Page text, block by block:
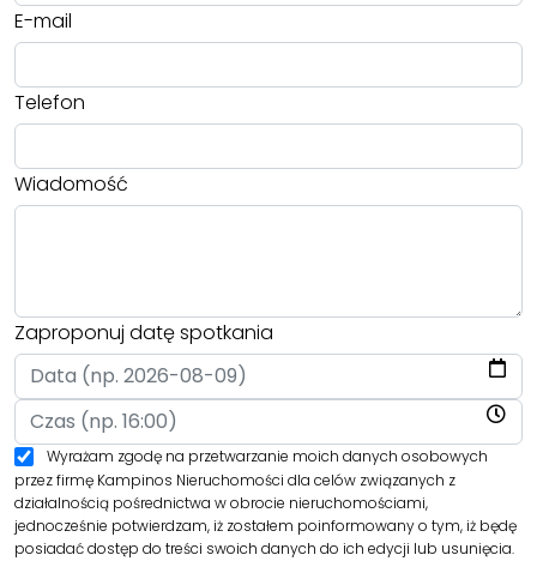
E-mail
Telefon
Wiadomość
Zaproponuj datę spotkania
Wyrażam zgodę na przetwarzanie moich danych osobowych
przez firmę Kampinos Nieruchomości dla celów związanych z
działalnością pośrednictwa w obrocie nieruchomościami,
jednocześnie potwierdzam, iż zostałem poinformowany o tym, iż będę
posiadać dostęp do treści swoich danych do ich edycji lub usunięcia.